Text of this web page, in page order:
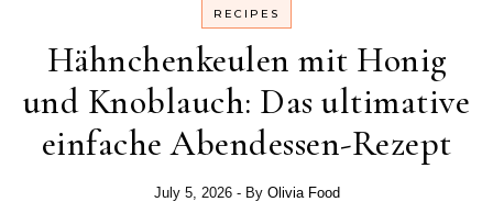
RECIPES
Hähnchenkeulen mit Honig
und Knoblauch: Das ultimative
einfache Abendessen-Rezept
July 5, 2026 - By Olivia Food